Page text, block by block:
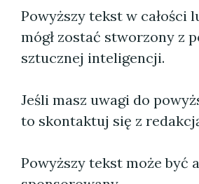
Powyższy tekst w całości
mógł zostać stworzony z
sztucznej inteligencji.
Jeśli masz uwagi do
to skontaktuj się z
Powyższy tekst może być